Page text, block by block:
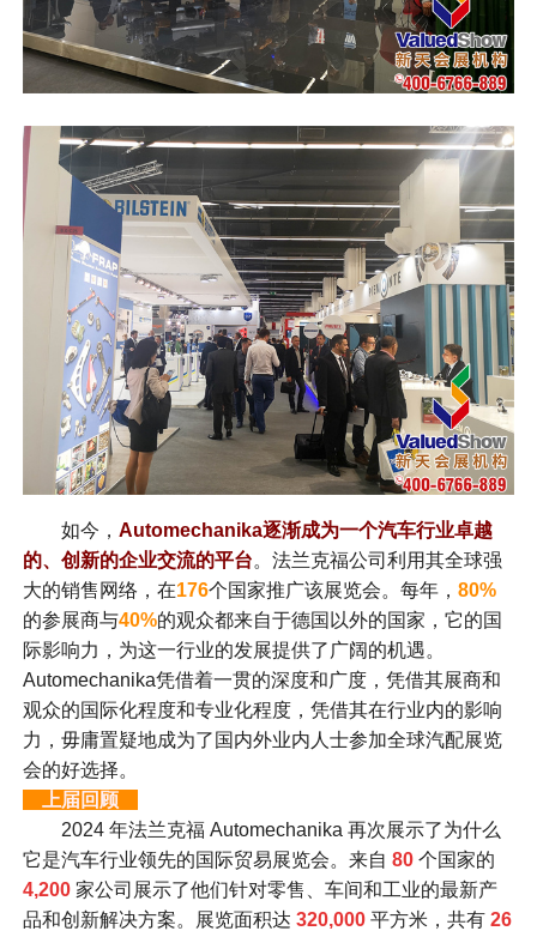
如今， Automechanika逐渐成为一个汽车行业卓越
的、创新的企业交流的平台。法兰克福公司利用其全球强
大的销售网络，在176个国家推广该展览会。每年， 80%
的参展商与40%的观众都来自于德国以外的国家，它的国
际影响力，为这一行业的发展提供了广阔的机遇。
Automechanika凭借着一贯的深度和广度，凭借其展商和
观众的国际化程度和专业化程度，凭借其在行业内的影响
力，毋庸置疑地成为了国内外业内人士参加全球汽配展览
会的好选择。
上届回顾
2024 年法兰克福 Automechanika 再次展示了为什么
它是汽车行业领先的国际贸易展览会。来自 80个国家的
4,200家公司展示了他们针对零售、车间和工业的最新产
品和创新解决方案。展览面积达 320,000平方米，共有 26